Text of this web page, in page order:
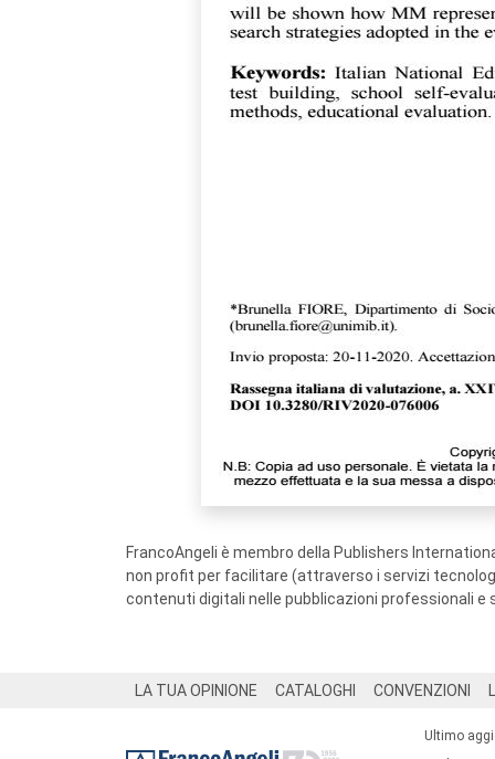
FrancoAngeli è membro della Publishers
non profit per facilitare (attraverso i servizi
contenuti digitali nelle pubblicazioni professionali e
LA TUA OPINIONE CATALOGHI CONVENZIONI
Ultimo